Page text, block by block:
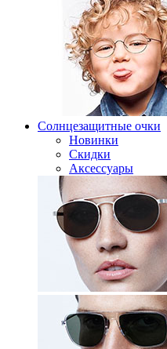
Солнцезащитные очки
Новинки
Скидки
Аксессуары